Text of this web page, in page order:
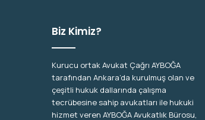
Biz Kimiz?
Kurucu ortak Avukat Çağrı AYBOĞA
tarafından Ankara’da kurulmuş olan ve
çeşitli hukuk dallarında çalışma
tecrübesine sahip avukatları ile hukuki
hizmet veren AYBOĞA Avukatlık Bürosu,